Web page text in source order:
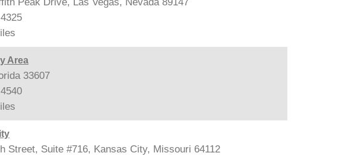
Area
33607
Street, Suite #716, Kansas City, Missouri 64112